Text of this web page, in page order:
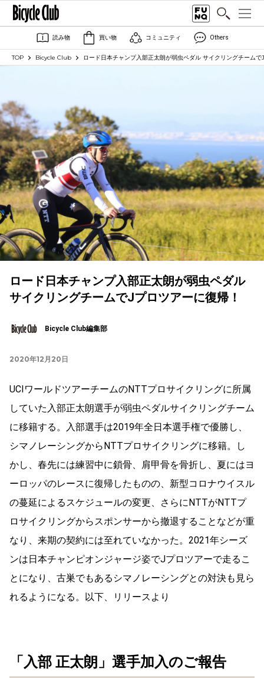
読み物 買い物 コミュニティ Others
TOP Bicycle Club ロード日本チャンプ入部正太朗が弱虫ペダル サイクリングチーム
ロード日本チャンプ入部正太朗が弱虫ペダル
サイクリングチームでJプロツアーに復帰！
Bicycle Club編集部
2020年12月20日
UCIワールドツアーチームのNTTプロサイクリングに所属
していた入部正太朗選手が弱虫ペダルサイクリングチーム
に移籍する。入部選手は2019年全日本選手権で優勝し、
シマノレーシングからNTTプロサイクリングに移籍。し
かし、春先には練習中に鎖骨、肩甲骨を骨折し、夏にはヨ
ーロッパのレースに復帰したものの、新型コロナウイスル
の蔓延によるスケジュールの変更、さらにNTTがNTTプ
ロサイクリングからスポンサーから撤退することなどが重
なり、来期の契約には至れていなかった。2021年シーズ
ンは日本チャンピオンジャージ姿でJプロツアーで走るこ
とになり、古巣でもあるシマノレーシングとの対決も見ら
れるようになる。以下、リリースより
「入部 正太朗」選手加入のご報告